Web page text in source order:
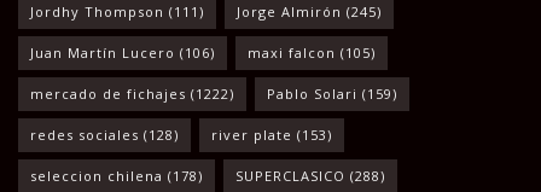
Jordhy Thompson (111) Jorge Almirón (245)
Juan Martín Lucero (106) maxi falcon (105)
mercado de fichajes (1222) Pablo Solari (159)
redes sociales (128) river plate (153)
seleccion chilena (178) SUPERCLASICO (288)